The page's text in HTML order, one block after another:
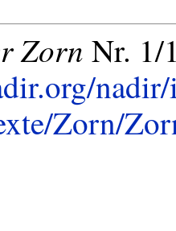
Zorn Nr. 1/
Zorn/